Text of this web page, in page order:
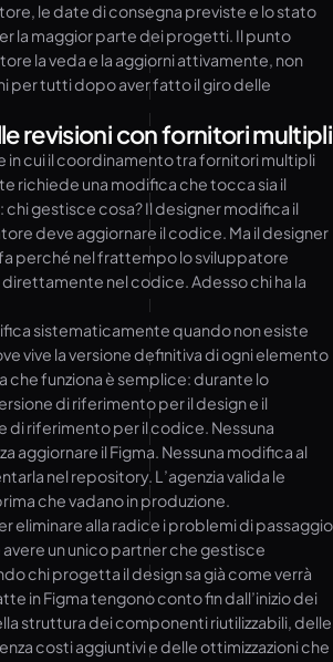
le date di consegna previste e lo stato
la maggior parte dei progetti. Il punto
la veda e la aggiorni attivamente, non
per tutti dopo aver fatto il giro delle
revisioni con fornitori multipli
in cui il coordinamento tra fornitori multipli
richiede una modifica che tocca sia il
chi gestisce cosa? Il designer modifica il
deve aggiornare il codice. Ma il designer
fa perché nel frattempo lo sviluppatore
nel codice. Adesso chi ha la
sistematicamente quando non esiste
vive la versione definitiva di ogni elemento
che funziona è semplice: durante lo
di riferimento per il design e il
di riferimento per il codice. Nessuna
aggiornare il Figma. Nessuna modifica al
nel repository. L’agenzia valida le
che vadano in produzione.
eliminare alla radice i problemi di passaggio
un unico partner che gestisce
chi progetta il design sa già come verrà
in Figma tengono conto fin dall’inizio dei
struttura dei componenti riutilizzabili, delle
costi aggiuntivi e delle ottimizzazioni che